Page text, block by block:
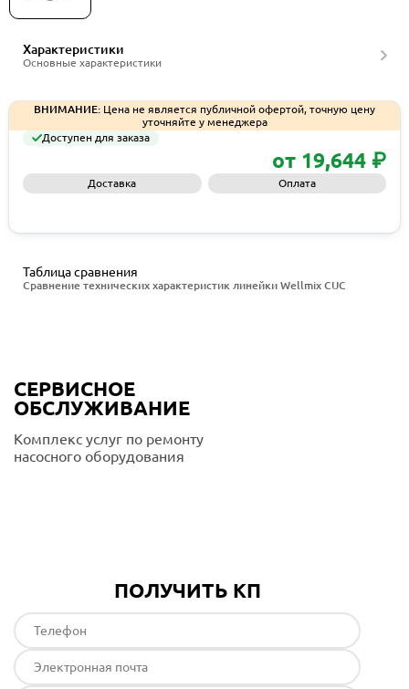
Характеристики
Основные характеристики
ВНИМАНИЕ: Цена не является публичной офертой, точную цену
уточняйте у менеджера
Доступен для заказа
от 19,644 ₽
Доставка Оплата
Сравнение технических характеристик линейки Wellmix CUC
Таблица сравнения
СЕРВИСНОЕ
ОБСЛУЖИВАНИЕ
Комплекс услуг по ремонту
насосного оборудования
ПОЛУЧИТЬ КП